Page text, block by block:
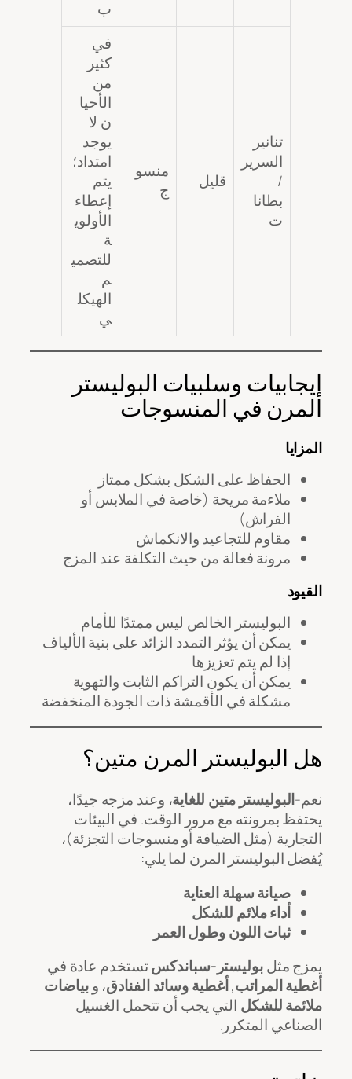
تنانير
السرير
بطانا
قليل
منسو
في
كثير
الأحيا
ن لا
يوجد
امتداد؛
إعطاء
الأولوي
للتصمي
الهيكل
إيجابيات وسلبيات البوليستر
المرن في المنسوجات
المزايا
الحفاظ على الشكل بشكل ممتاز
ملاءمة مريحة (خاصة في الملابس أو
الفراش)
مقاوم للتجاعيد والانكماش
مرونة فعالة من حيث التكلفة عند المزج
القيود
البوليستر الخالص ليس ممتدًا للأمام
يمكن أن يؤثر التمدد الزائد على بنية الألياف
إذا لم يتم تعزيزها
يمكن أن يكون التراكم الثابت والتهوية
مشكلة في الأقمشة ذات الجودة المنخفضة
هل البوليستر المرن متين؟
نعم-البوليستر متين للغاية، وعند مزجه جيدًا،
يحتفظ بمرونته مع مرور الوقت. في البيئات
التجارية (مثل الضيافة أو منسوجات التجزئة)،
يُفضل البوليستر المرن لما يلي:
صيانة سهلة العناية
أداء ملائم للشكل
ثبات اللون وطول العمر
يمزج مثلبوليستر-سباندكستستخدم عادة في
أغطية المراتب,أغطية وسائد الفنادق، وبياضات
ملائمة للشكلالتي يجب أن تتحمل الغسيل
الصناعي المتكرر.